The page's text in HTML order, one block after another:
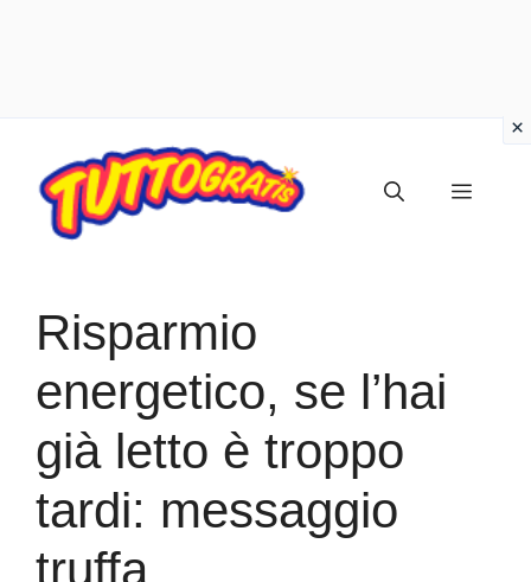
contenuto
Menu
Risparmio
energetico, se l’hai
già letto è troppo
tardi: messaggio
truffa